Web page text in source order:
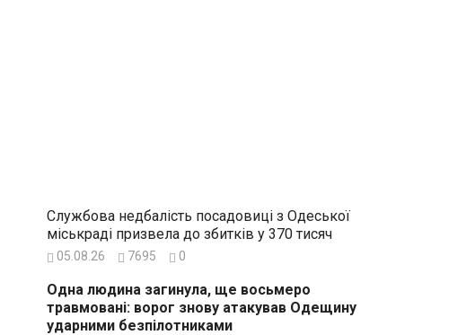
Службова недбалість посадовиці з Одеської
міськраді призвела до збитків у 370 тисяч
05.08.26 7695 0
Одна людина загинула, ще восьмеро
травмовані: ворог знову атакував Одещину
ударними безпілотниками